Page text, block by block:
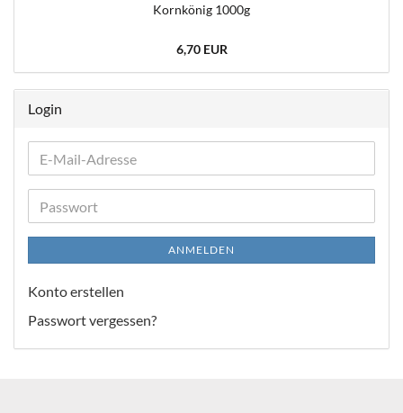
Korn­kö­nig 1000g
6,70 EUR
Login
E-
Mail-
Adresse
Passwort
ANMELDEN
Konto erstellen
Passwort vergessen?